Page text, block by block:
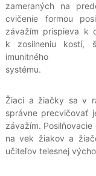
zameraných na
cvičenie formou
závažím prispieva k
k zosilneniu kostí,
imunitného
Žiaci a žiačky sa v
správne precvičovať
závažím.
na vek žiakov a
učiteľov telesnej